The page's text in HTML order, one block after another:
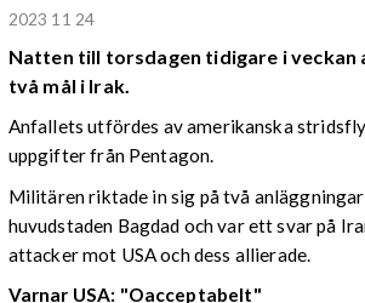
2023 11 24
Natten till torsdagen tidigare i veckan
två mål i Irak.
Anfallets utfördes av amerikanska
uppgifter från Pentagon.
Militären riktade in sig på två
huvudstaden Bagdad och var ett svar på
attacker mot USA och dess allierade.
Varnar USA: "Oacceptabelt"